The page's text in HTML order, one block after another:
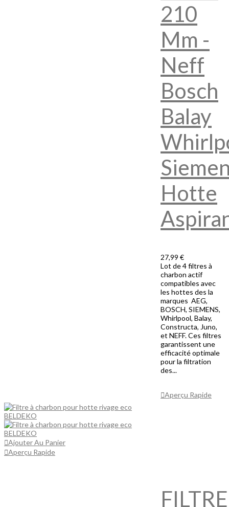
210
Mm -
Neff
Bosch
Balay
Hotte
27,99 €
Lot de 4 filtres à
charbon actif
compatibles avec
les hottes des la
marques AEG,
BOSCH, SIEMENS,
Whirlpool, Balay,
Constructa, Juno,
et NEFF. Ces filtres
garantissent une
efficacité optimale
pour la filtration
des...
Aperçu Rapide
Ajouter Au Panier
Aperçu Rapide
FILTRE